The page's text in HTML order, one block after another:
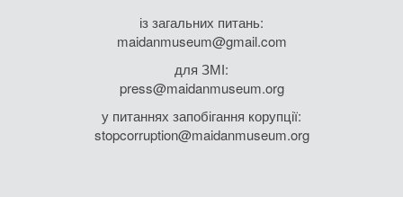
із загальних питань:
maidanmuseum@gmail.com
для ЗМІ:
press@maidanmuseum.org
у питаннях запобігання корупції:
stopcorruption@maidanmuseum.org